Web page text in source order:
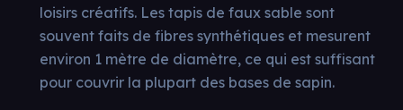
loisirs créatifs. Les tapis de faux sable sont
souvent faits de fibres synthétiques et mesurent
environ 1 mètre de diamètre, ce qui est suffisant
pour couvrir la plupart des bases de sapin.